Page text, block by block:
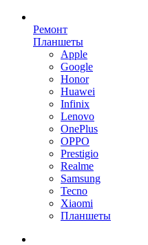
Ремонт
Планшеты
Apple
Google
Honor
Huawei
Infinix
Lenovo
OnePlus
OPPO
Prestigio
Realme
Samsung
Tecno
Xiaomi
Планшеты